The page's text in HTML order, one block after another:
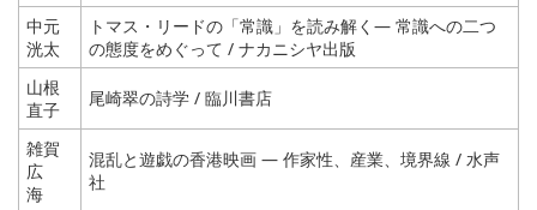
中元
洸太
トマス・リードの「常識」を読み解く― 常識への二つ
の態度をめぐって / ナカニシヤ出版
山根
直子
尾崎翠の詩学 / 臨川書店
雑賀
広
海
混乱と遊戯の香港映画 ― 作家性、産業、境界線 / 水声
社